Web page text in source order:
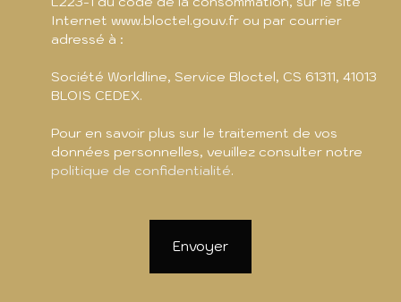
Internet www.bloctel.gouv.fr ou par courrier
adressé à :
Société Worldline, Service Bloctel, CS 61311, 41013
BLOIS CEDEX.
Pour en savoir plus sur le traitement de vos
données personnelles, veuillez consulter notre
politique de confidentialité.
Envoyer